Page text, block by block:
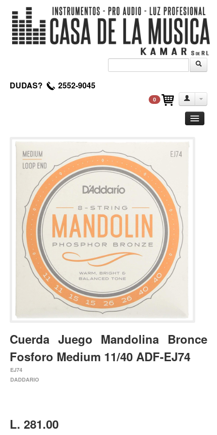
DUDAS? 2552-9045
0
Clasica
Acustica
Electrica
Amplificadores
Pedales de efectos
Estuches y fundas
Fajas y colgantes
Accesorios
Cuerdas
Amplificadores
Pedales de efectos
Estuches y fundas
Cuerda Juego Mandolina Bronce
Fosforo Medium 11/40 ADF-EJ74
EJ74
DADDARIO
L. 281.00